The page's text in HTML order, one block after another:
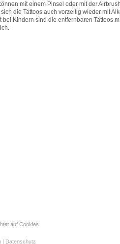
mit einem Pinsel oder mit der
die Tattoos auch vorzeitig wieder mit
Kindern sind die entfernbaren Tattoos
auf Cookies.
| Datenschutz